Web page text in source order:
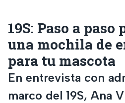
19S: Paso a paso
una mochila de
para tu mascota
En entrevista con
marco del 19S, Ana